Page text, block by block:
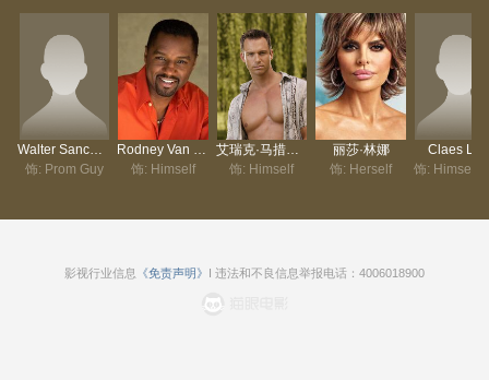
饰: Prom Guy
饰: Himself
艾瑞克·马措尔夫
饰: Himself
丽莎·林娜
饰: Herself
Claes
影视行业信息 《免责声明》 I 违法和不良信息举报电话：4006018900